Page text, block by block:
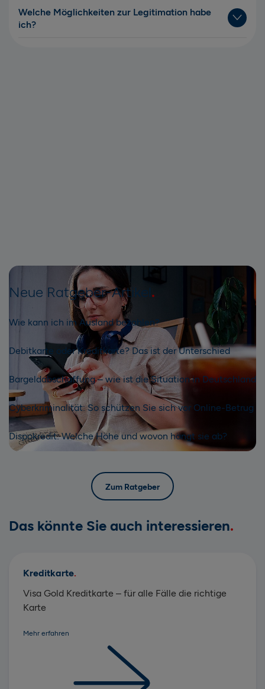
Welche Möglichkeiten zur Legitimation habe
ich?
Neue Ratgeber-Artikel
Wie kann ich im Ausland bezahlen?
Debitkarte oder Kreditkarte? Das ist der Unterschied
Bargeldabschaffung – wie ist die Situation in Deutschland
Cyberkriminalität: So schützen Sie sich vor Online-Betrug
Dispokredit: Welche Höhe und wovon hängt sie ab?
Zum Ratgeber
Das könnte Sie auch interessieren
Kreditkarte
Visa Gold Kreditkarte – für alle Fälle die richtige
Karte
Mehr erfahren